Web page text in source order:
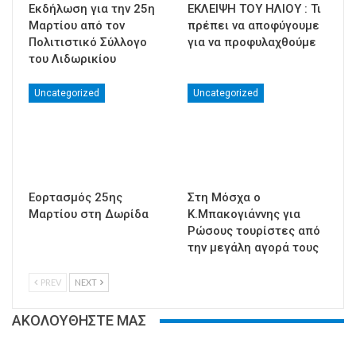
Εκδήλωση για την 25η
Μαρτίου από τον
Πολιτιστικό Σύλλογο
του Λιδωρικίου
ΕΚΛΕΙΨΗ ΤΟΥ ΗΛΙΟΥ : Τι
πρέπει να αποφύγουμε
για να προφυλαχθούμε
Uncategorized
Εορτασμός 25ης
Μαρτίου στη Δωρίδα
Uncategorized
Στη Μόσχα ο
Κ.Μπακογιάννης για
Ρώσους τουρίστες από
την μεγάλη αγορά τους
PREV NEXT
ΑΚΟΛΟΥΘΗΣΤΕ ΜΑΣ